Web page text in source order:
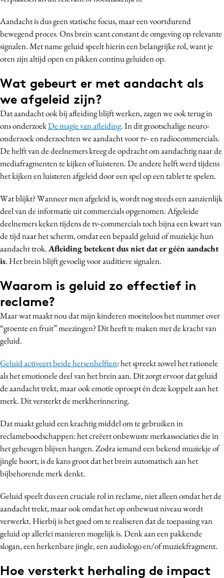
Aandacht is dus geen statische focus, maar een voortdurend
bewegend proces. Ons brein scant constant de omgeving op relevante
signalen. Met name geluid speelt hierin een belangrijke rol, want je
oren zijn altijd open en pikken continu geluiden op.
Wat gebeurt er met aandacht als
we afgeleid zijn?
Dat aandacht ook bij afleiding blijft werken, zagen we ook terug in
ons onderzoekDe magie van afleiding. In dit grootschalige neuro-
onderzoek onderzochten we aandacht voor tv- en radiocommercials.
De helft van de deelnemers kreeg de opdracht om aandachtig naar de
mediafragmenten te kijken of luisteren. De andere helft werd tijdens
het kijken en luisteren afgeleid door een spel op een tablet te spelen.
Wat blijkt? Wanneer men afgeleid is, wordt nog steeds een aanzienlijk
deel van de informatie uit commercials opgenomen. Afgeleide
deelnemers keken tijdens de tv-commercials toch bijna een kwart van
de tijd naar het scherm, omdat een bepaald geluid of muziekje hun
aandacht trok.Afleiding betekent dus niet dat er géén aandacht
is. Het brein blijft gevoelig voor auditieve signalen.
Waarom is geluid zo effectief in
reclame?
Maar wat maakt nou dat mijn kinderen moeiteloos het nummer over
“groente en fruit” meezingen? Dit heeft te maken met de kracht van
geluid.
Geluid activeert beide hersenhelften: het spreekt zowel het rationele
als het emotionele deel van het brein aan. Dit zorgt ervoor dat geluid
de aandacht trekt, maar ook emotie oproept én deze koppelt aan het
merk. Dit versterkt de merkherinnering.
Dat maakt geluid een krachtig middel om te gebruiken in
reclameboodschappen: het creëert onbewuste merkassociaties die in
het geheugen blijven hangen. Zodra iemand een bekend muziekje of
jingle hoort, is de kans groot dat het brein automatisch aan het
bijbehorende merk denkt.
Geluid speelt dus een cruciale rol in reclame, niet alleen omdat het de
aandacht trekt, maar ook omdat het op onbewust niveau wordt
verwerkt. Hierbij is het goed om te realiseren dat de toepassing van
geluid op allerlei manieren mogelijk is. Denk aan een pakkende
slogan, een herkenbare jingle, een audiologo en/of muziekfragment.
Hoe versterkt herhaling de impact